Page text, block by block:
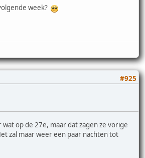
week?
#925
op de 27e, maar dat zagen ze vorige
zal maar weer een paar nachten tot